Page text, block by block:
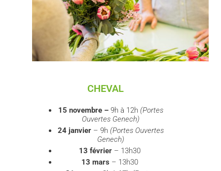
CHEVAL
15 novembre – 9h à 12h (Portes
Ouvertes Genech)
24 janvier– 9h (Portes Ouvertes
Genech)
13 février– 13h30
13 mars – 13h30